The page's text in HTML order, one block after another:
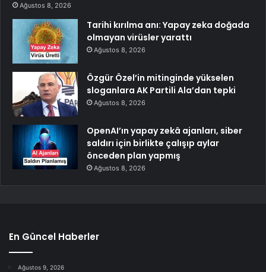
Ağustos 8, 2026
Tarihi kırılma anı: Yapay zeka doğada
olmayan virüsler yarattı
Ağustos 8, 2026
Özgür Özel’in mitinginde yükselen
sloganlara AK Partili Ala’dan tepki
Ağustos 8, 2026
OpenAI’ın yapay zekâ ajanları, siber
saldırı için birlikte çalışıp aylar
önceden plan yapmış
Ağustos 8, 2026
En Güncel Haberler
Ağustos 9, 2026